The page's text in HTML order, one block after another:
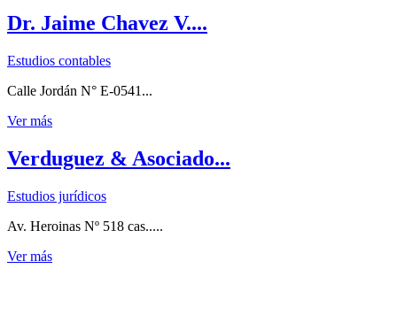
Dr. Jaime Chavez V....
Estudios contables
Calle Jordán N° E-0541...
Ver más
Verduguez & Asociado...
Estudios jurídicos
Av. Heroinas Nº 518 cas.....
Ver más